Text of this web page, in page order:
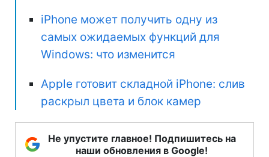
iPhone может получить одну из
самых ожидаемых функций для
Windows: что изменится
Apple готовит складной iPhone: слив
раскрыл цвета и блок камер
Не упустите главное! Подпишитесь на
наши обновления в Google!